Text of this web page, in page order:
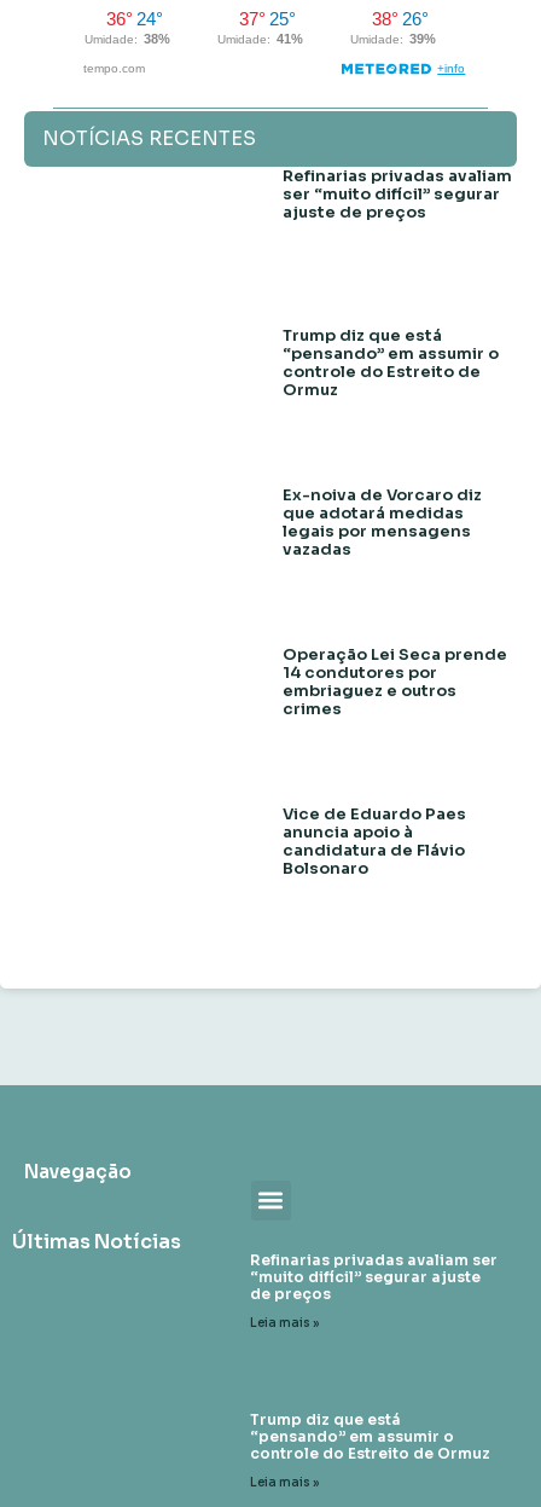
NOTÍCIAS RECENTES
Refinarias privadas avaliam
ser “muito difícil” segurar
ajuste de preços
Trump diz que está
“pensando” em assumir o
controle do Estreito de
Ormuz
Ex-noiva de Vorcaro diz
que adotará medidas
legais por mensagens
vazadas
Operação Lei Seca prende
14 condutores por
embriaguez e outros
crimes
Vice de Eduardo Paes
anuncia apoio à
candidatura de Flávio
Bolsonaro
Navegação
Últimas Notícias
Refinarias privadas avaliam ser
“muito difícil” segurar ajuste
de preços
Leia mais »
Trump diz que está
“pensando” em assumir o
controle do Estreito de Ormuz
Leia mais »